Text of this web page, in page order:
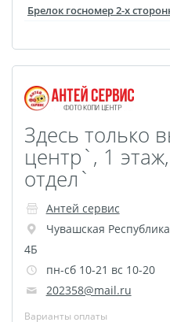
Фотодневник
фотографии
подставке
Мини-стелла
Фото на пенокартоне в
стиле love
Фотосветильники
Маска с принтом
Брелок госномер 2-х
Здесь только
центр`, 1
отдел`
Антей сервис
Чувашская Республика
4Б
пн-сб 10-21 вс 10-20
202358@mail.ru
Варианты оплаты